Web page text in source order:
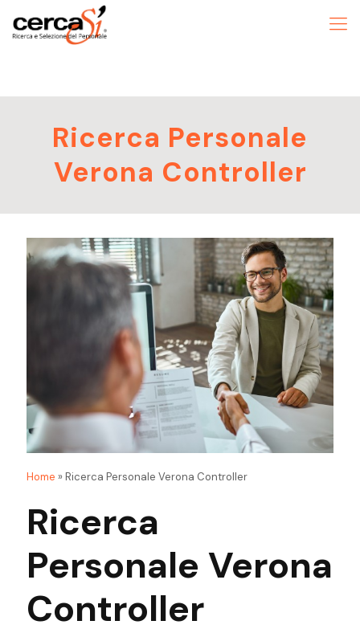
Ricerca Personale
Verona Controller
Home »Ricerca Personale Verona Controller
Ricerca
Personale Verona
Controller